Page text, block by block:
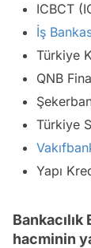
ICBCT
İş
Türkiye
QNB
Türkiye
Yapı
hacminin